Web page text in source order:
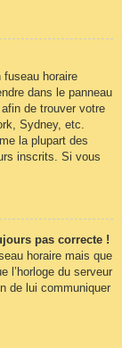
fuseau horaire
dans le panneau
de trouver votre
Sydney, etc.
la plupart des
inscrits. Si vous
pas correcte !
horaire mais que
l’horloge du serveur
de lui communiquer